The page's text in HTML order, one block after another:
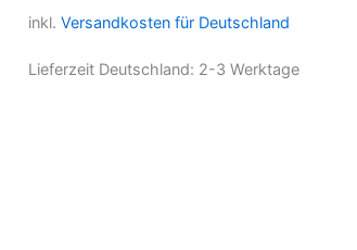
Die
inkl. Versandkosten für Deutschland
Lieferzeit Deutschland: 2-3 Werktage